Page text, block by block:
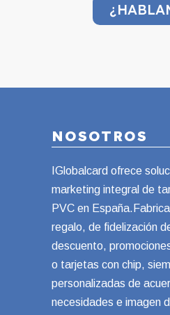
NOSOTROS
IGlobalcard ofrece
marketing integral de
PVC en
regalo, de fidelización
descuento,
o tarjetas con chip,
personalizadas de
necesidades e imagen